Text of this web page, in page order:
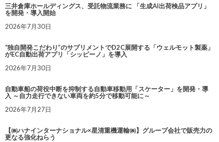
三井倉庫ホールディングス、受託物流業務に 「生成AI出荷検品アプリ」
を開発・導入開始
2026年7月30日
“独自開発こだわり”のサプリメントでD2C展開する「ウェルモット製薬」
がEC自動出荷アプリ「シッピーノ」を導入
2026年7月30日
自動車船の荷役中断を抑制する自動車移動用「スケーター」を開発・導
入 ～自力走行できない車両を約5分で移動可能に～
2026年7月27日
【㈱ハナインターナショナル×星清重機運輸㈱】グループ会社で販売力の
更なる強化ねらう